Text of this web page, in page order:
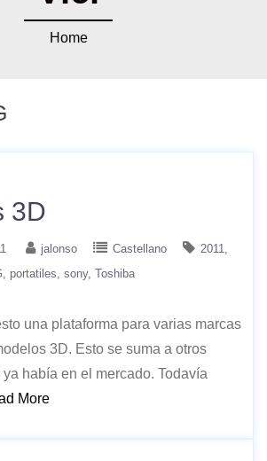
Home
3D
jalonso Castellano
2011
portatiles sony Toshiba
una plataforma para varias marcas
3D. Esto se suma a otros
había en el mercado. Todavía
More